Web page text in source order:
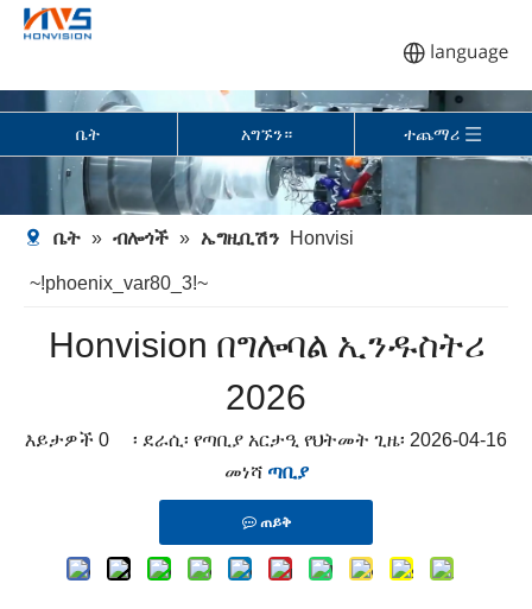
ቤት አግኙን። ተጨማሪ
ቤት » ብሎጎች » ኤግዚቢሽን Honvisi
~!phoenix_var80_3!~
Honvision በግሎባል ኢንዱስትሪ
2026
እይታዎች 0 ፡ ደራሲ፡ የጣቢያ አርታዒ የህትመት ጊዜ፡ 2026-04-16
መነሻ ጣቢያ
ጠይቅ